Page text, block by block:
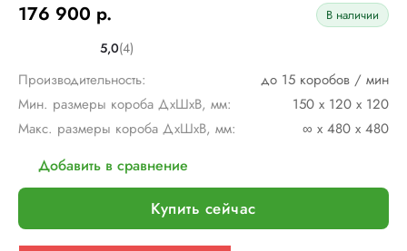
176 900 р.
В наличии
5,0(4)
Производительность:
до 15 коробов / мин
Мин. размеры короба ДхШхВ, мм:
150 х 120 х 120
Макс. размеры короба ДхШхВ, мм:
∞ х 480 х 480
Добавить в сравнение
Купить сейчас